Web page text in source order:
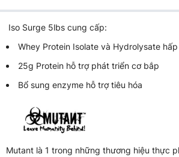
Iso Surge 5lbs cung cấp:
Whey Protein Isolate và Hydrolysate
25g Protein hỗ trợ phát triển cơ bắp
Bổ sung enzyme hỗ trợ tiêu hóa
Mutant là 1 trong những thương hiệu thực